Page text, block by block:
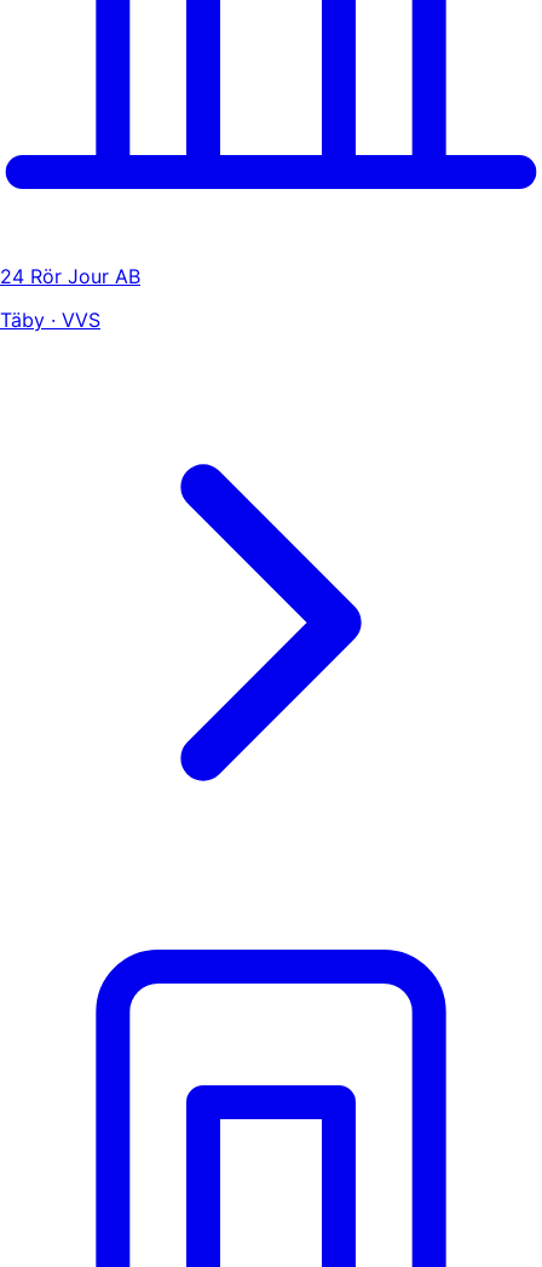
24 Rör Jour AB
Täby · VVS